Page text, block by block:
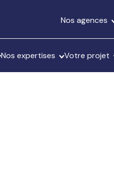
Nos agences
Nos expertises Votre projet